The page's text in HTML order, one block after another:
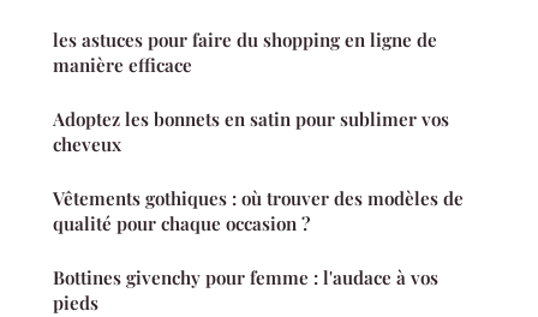
les astuces pour faire du shopping en ligne de
manière efficace
Adoptez les bonnets en satin pour sublimer vos
cheveux
Vêtements gothiques : où trouver des modèles de
qualité pour chaque occasion ?
Bottines givenchy pour femme : l'audace à vos
pieds